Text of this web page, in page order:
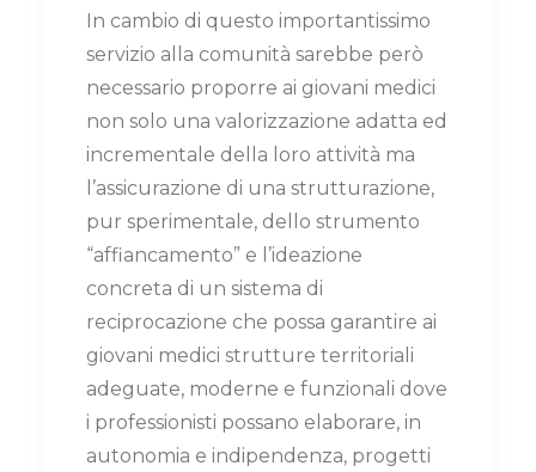
In cambio di questo importantissimo
servizio alla comunità sarebbe però
necessario proporre ai giovani medici
non solo una valorizzazione adatta ed
incrementale della loro attività ma
l’assicurazione di una strutturazione,
pur sperimentale, dello strumento
“affiancamento” e l’ideazione
concreta di un sistema di
reciprocazione che possa garantire ai
giovani medici strutture territoriali
adeguate, moderne e funzionali dove
i professionisti possano elaborare, in
autonomia e indipendenza, progetti